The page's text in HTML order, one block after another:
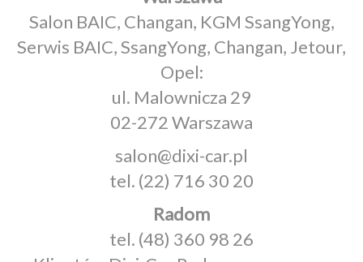
Salon BAIC, Changan, KGM SsangYong,
Serwis BAIC, SsangYong, Changan, Jetour,
Opel:
ul. Malownicza 29
02-272 Warszawa
salon@dixi-car.pl
tel. (22) 716 30 20
Radom
tel. (48) 360 98 26